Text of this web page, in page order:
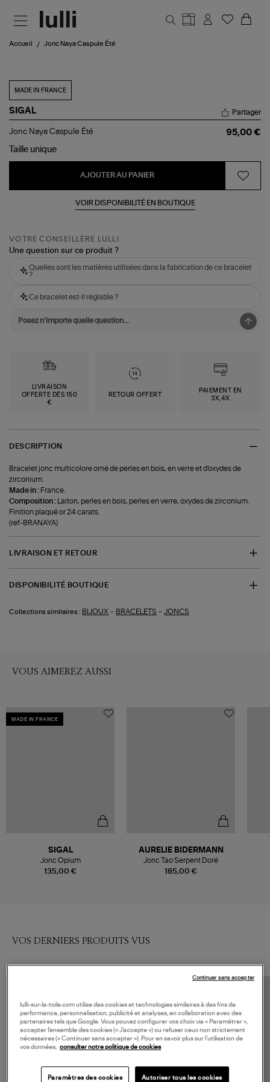
Accueil Jonc Naya Caspule Été
MADE IN FRANCE
SIGAL
Jonc
Caspule
Partager
Jonc Naya Caspule Été
95,00 €
Taille unique
AJOUTER AU PANIER
VOIR DISPONIBILITÉ EN BOUTIQUE
VOTRE CONSEILLÈRE LULLI
Une question sur ce produit ?
Quelles sont les matières utilisées dans la fabrication de ce bracelet
?
Ce bracelet est-il réglable ?
LIVRAISON
OFFERTE DÈS 150
€
RETOUR OFFERT
PAIEMENT EN
3X,4X
DESCRIPTION
Bracelet jonc multicolore orné de perles en bois, en verre et d'oxydes de
zirconium.
Made in : France.
Composition :
Laiton, perles en bois, perles en verre, oxydes de zirconium.
Finition plaqué or 24 carats.
(ref-BRANAYA)
LIVRAISON ET RETOUR
DISPONIBILITÉ BOUTIQUE
Collections similaires : BIJOUX - BRACELETS -JONCS
VOUS AIMEREZ AUSSI
MADE IN FRANCE
135,00 €
SIGAL
Jonc Opium
185,00 €
AURELIE BIDERMANN
Jonc Tao Serpent Doré
VOS DERNIERS PRODUITS VUS
lulli-sur-la-toile.com utilise des cookies et technologies similaires à des fins de
performance, personnalisation, publicité et analyses, en collaboration avec des
partenaires tels que Google. Vous pouvez configurer vos choix via « Paramétrer »,
accepter l’ensemble des cookies (« J’accepte ») ou refuser ceux non strictement
nécessaires (« Continuer sans accepter »). Pour en savoir plus sur l’utilisation de
vos données,
consulter notre politique de cookies
Paramètres des cookies Autoriser tous les cookies
Continuer sans accepter